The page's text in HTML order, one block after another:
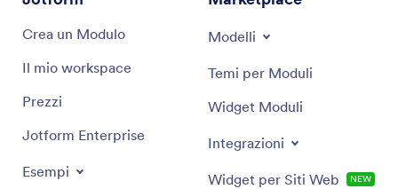
Crea un Modulo
Il mio workspace
Prezzi
Jotform Enterprise
Esempi
Modelli
Temi per Moduli
Widget Moduli
Integrazioni
Widget per Siti Web NEW